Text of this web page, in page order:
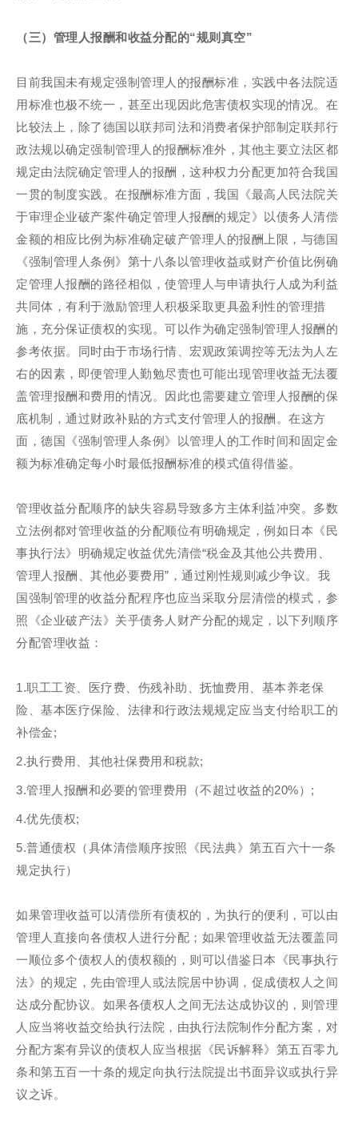
（三）管理人报酬和收益分配的“规则真空”
目前我国未有规定强制管理人的报酬标准，实践中各法院适
用标准也极不统一，甚至出现因此危害债权实现的情况。在
比较法上，除了德国以联邦司法和消费者保护部制定联邦行
政法规以确定强制管理人的报酬标准外，其他主要立法区都
规定由法院确定管理人的报酬，这种权力分配更加符合我国
一贯的制度实践。在报酬标准方面，我国《最高人民法院关
于审理企业破产案件确定管理人报酬的规定》以债务人清偿
金额的相应比例为标准确定破产管理人的报酬上限，与德国
《强制管理人条例》第十八条以管理收益或财产价值比例确
定管理人报酬的路径相似，使管理人与申请执行人成为利益
共同体，有利于激励管理人积极采取更具盈利性的管理措
施，充分保证债权的实现。可以作为确定强制管理人报酬的
参考依据。同时由于市场行情、宏观政策调控等无法为人左
右的因素，即便管理人勤勉尽责也可能出现管理收益无法覆
盖管理报酬和费用的情况。因此也需要建立管理人报酬的保
底机制，通过财政补贴的方式支付管理人的报酬。在这方
面，德国《强制管理人条例》以管理人的工作时间和固定金
额为标准确定每小时最低报酬标准的模式值得借鉴。
管理收益分配顺序的缺失容易导致多方主体利益冲突。多数
立法例都对管理收益的分配顺位有明确规定，例如日本《民
事执行法》明确规定收益优先清偿“税金及其他公共费用、
管理人报酬、其他必要费用”，通过刚性规则减少争议。我
国强制管理的收益分配程序也应当采取分层清偿的模式，参
照《企业破产法》关乎债务人财产分配的规定，以下列顺序
分配管理收益：
1.职工工资、医疗费、伤残补助、抚恤费用、基本养老保
险、基本医疗保险、法律和行政法规规定应当支付给职工的
补偿金;
2.执行费用、其他社保费用和税款;
3.管理人报酬和必要的管理费用（不超过收益的20%）;
4.优先债权;
5.普通债权（具体清偿顺序按照《民法典》第五百六十一条
规定执行）
如果管理收益可以清偿所有债权的，为执行的便利，可以由
管理人直接向各债权人进行分配；如果管理收益无法覆盖同
一顺位多个债权人的债权额的，则可以借鉴日本《民事执行
法》的规定，先由管理人或法院居中协调，促成债权人之间
达成分配协议。如果各债权人之间无法达成协议的，则管理
人应当将收益交给执行法院，由执行法院制作分配方案，对
分配方案有异议的债权人应当根据《民诉解释》第五百零九
条和第五百一十条的规定向执行法院提出书面异议或执行异
议之诉。